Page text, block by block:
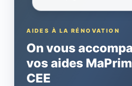
AIDES À LA RÉNOVATION
On vous
vos aides
CEE